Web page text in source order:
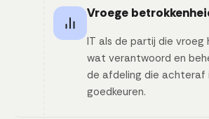
Vroege
IT als de partij die vroeg
wat verantwoord en
de afdeling die
goedkeuren.